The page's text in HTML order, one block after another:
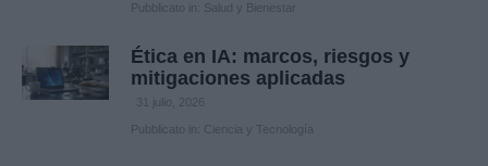
Pubblicato in: Salud y Bienestar
Ética en IA: marcos, riesgos y
mitigaciones aplicadas
31 julio, 2026
Pubblicato in: Ciencia y Tecnología